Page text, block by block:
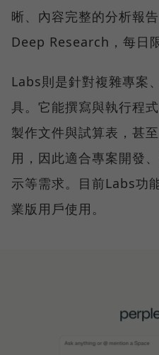
晰、內容完整的分析報
Deep Research，每日
Labs則是針對複雜專案
具。它能撰寫與執行程
製作文件與試算表，甚
用，因此適合專案開發
示等需求。目前Labs功
業版用戶使用。